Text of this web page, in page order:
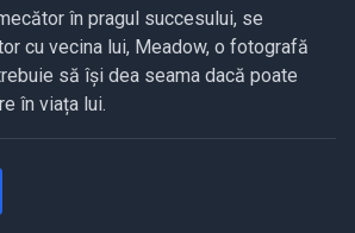
în pragul succesului, se
cu vecina lui, Meadow, o fotografă
să își dea seama dacă poate
în viața lui.